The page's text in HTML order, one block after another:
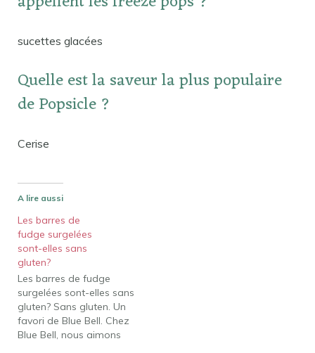
sucettes glacées
Quelle est la saveur la plus populaire
de Popsicle ?
Cerise
A lire aussi
Les barres de
fudge surgelées
sont-elles sans
gluten?
Les barres de fudge
surgelées sont-elles sans
gluten? Sans gluten. Un
favori de Blue Bell. Chez
Blue Bell, nous aimons